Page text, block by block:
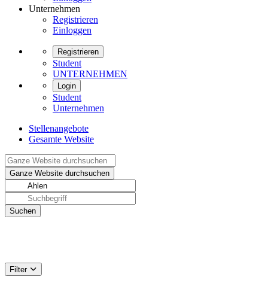
Unternehmen
Registrieren
Einloggen
Registrieren
Student
UNTERNEHMEN
Login
Student
Unternehmen
Stellenangebote
Gesamte Website
Filter